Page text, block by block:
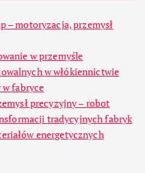
– motoryzacja, przemysł
w przemyśle
w włókiennictwie
w fabryce
precyzyjny – robot
tradycyjnych fabryk
energetycznych